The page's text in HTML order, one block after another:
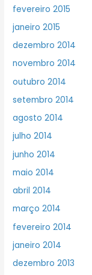
fevereiro 2015
janeiro 2015
dezembro 2014
novembro 2014
outubro 2014
setembro 2014
agosto 2014
julho 2014
junho 2014
maio 2014
abril 2014
março 2014
fevereiro 2014
janeiro 2014
dezembro 2013